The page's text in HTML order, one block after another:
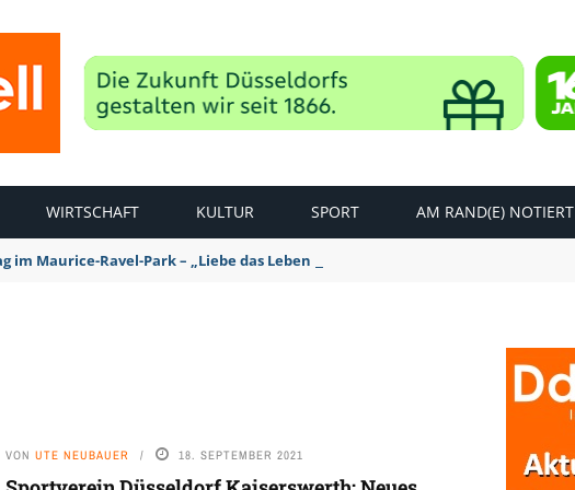
WIRTSCHAFT KULTUR SPORT AM RAND(E) NOTIERT
im Maurice-Ravel-Park – „Liebe das Leben – pempelfort music weekend“
VON UTE NEUBAUER 18. SEPTEMBER 2021